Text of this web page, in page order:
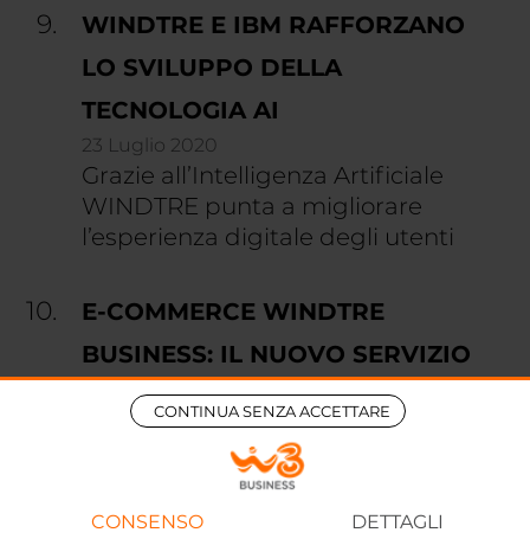
CONTINUA SENZA ACCETTARE
CONSENSO DETTAGLI
WINDTRE E IBM RAFFORZANO
LO SVILUPPO DELLA
TECNOLOGIA AI
23 Luglio 2020
Grazie all’Intelligenza Artificiale
WINDTRE punta a migliorare
l’esperienza digitale degli utenti
E-COMMERCE WINDTRE
BUSINESS: IL NUOVO SERVIZIO
DIGITAL TWIN PER LE IMPRESE
26 Ottobre 2020
WINDTRE BUSINESS lancia il
nuovo servizio E-commerce per le
Piccole e Medie Imprese.